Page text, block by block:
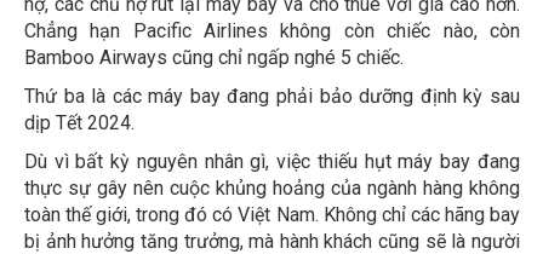
Chẳng hạn Pacific Airlines không còn chiếc nào, còn
Bamboo Airways cũng chỉ ngấp nghé 5 chiếc.
Thứ ba là các máy bay đang phải bảo dưỡng định kỳ sau
dịp Tết 2024.
Dù vì bất kỳ nguyên nhân gì, việc thiếu hụt máy bay đang
thực sự gây nên cuộc khủng hoảng của ngành hàng không
toàn thế giới, trong đó có Việt Nam. Không chỉ các hãng bay
bị ảnh hưởng tăng trưởng, mà hành khách cũng sẽ là người